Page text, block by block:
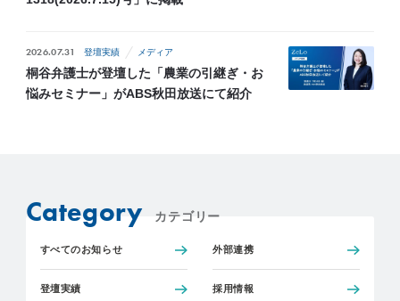
2026.07.31 登壇実績 メディア
桐谷弁護士が登壇した「農業の引継ぎ・お
悩みセミナー」がABS秋田放送にて紹介
Category カテゴリー
すべてのお知らせ 外部連携
登壇実績 採用情報